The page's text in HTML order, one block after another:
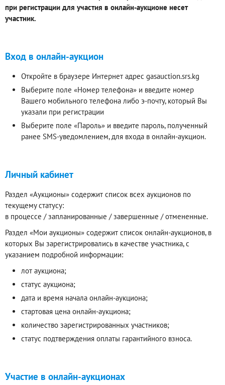
при регистрации для участия в онлайн-аукционе несет
участник.
Вход в онлайн-аукцион
Откройте в браузере Интернет адрес gasauction.srs.kg
Выберите поле «Номер телефона» и введите номер
Вашего мобильного телефона либо э-почту, который Вы
указали при регистрации
Выберите поле «Пароль» и введите пароль, полученный
ранее SMS-уведомлением, для входа в онлайн-аукцион.
Личный кабинет
Раздел «Аукционы» содержит список всех аукционов по
текущему статусу:
в процессе / запланированные / завершенные / отмененные.
Раздел «Мои аукционы» содержит список онлайн-аукционов, в
которых Вы зарегистрировались в качестве участника, с
указанием подробной информации:
лот аукциона;
статус аукциона;
дата и время начала онлайн-аукциона;
стартовая цена онлайн-аукциона;
количество зарегистрированных участников;
статус подтверждения оплаты гарантийного взноса.
Участие в онлайн-аукционах